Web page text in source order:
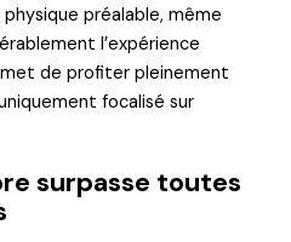
préalable, même
l’expérience
de profiter pleinement
focalisé sur
surpasse toutes